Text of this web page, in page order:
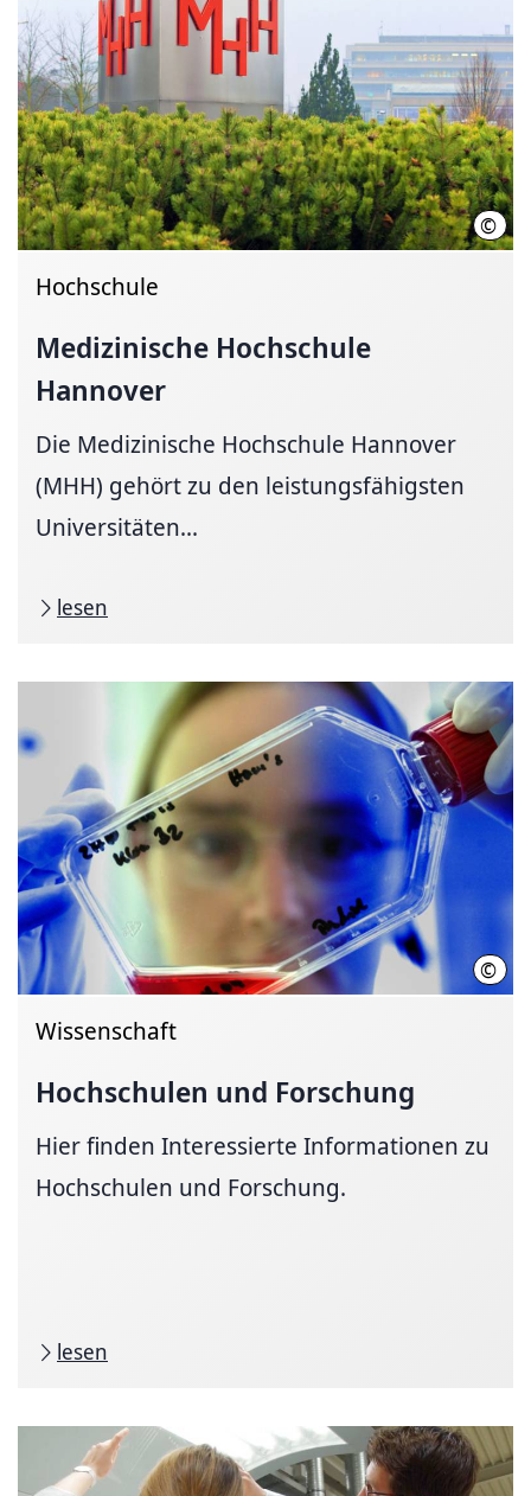
©
Hochschule
Medizinische Hochschule
Hannover
Die Medizinische Hochschule Hannover
(MHH) gehört zu den leistungsfähigsten
Universitäten...
lesen
©
Wissenschaft
Hochschulen und Forschung
Hier finden Interessierte Informationen zu
Hochschulen und Forschung.
lesen